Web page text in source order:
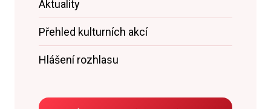
Aktuality
Přehled kulturních akcí
Hlášení rozhlasu